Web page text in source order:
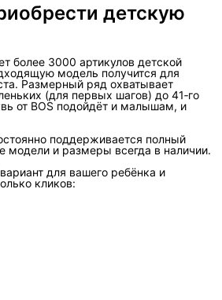
детскую
более 3000 артикулов детской
модель получится для
Размерный ряд охватывает
(для первых шагов) до 41‑го
от BOS подойдёт и малышам, и
поддерживается полный
и размеры всегда в наличии.
для вашего ребёнка и
кликов: